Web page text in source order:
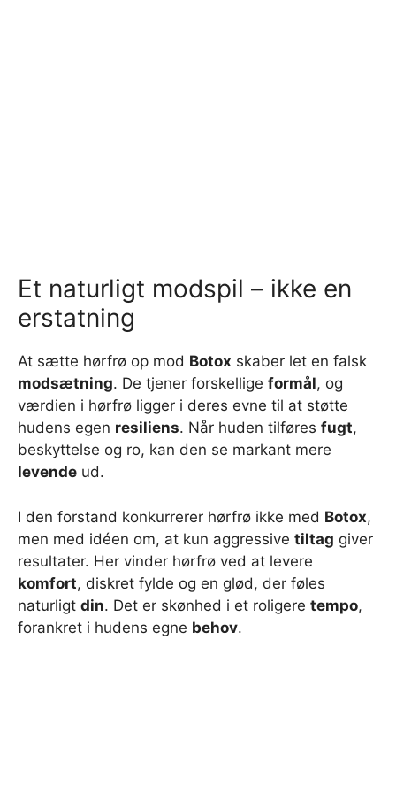
Et naturligt modspil – ikke en
erstatning
At sætte hørfrø op mod Botox skaber let en falsk
modsætning. De tjener forskellige formål, og
værdien i hørfrø ligger i deres evne til at støtte
hudens egen resiliens. Når huden tilføres fugt,
beskyttelse og ro, kan den se markant mere
levende ud.
I den forstand konkurrerer hørfrø ikke med Botox,
men med idéen om, at kun aggressive tiltag giver
resultater. Her vinder hørfrø ved at levere
komfort, diskret fylde og en glød, der føles
naturligt din. Det er skønhed i et roligere tempo,
forankret i hudens egne behov.